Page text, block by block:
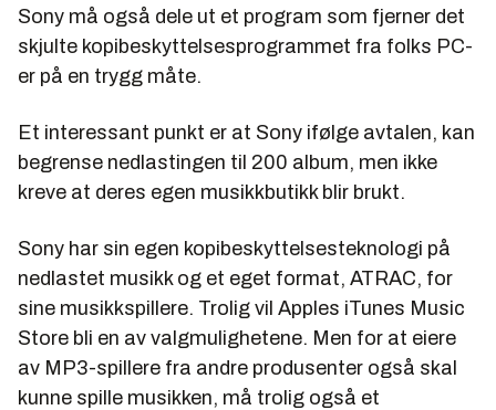
Sony må også dele ut et program som fjerner det
skjulte kopibeskyttelsesprogrammet fra folks PC-
er på en trygg måte.
Et interessant punkt er at Sony ifølge avtalen, kan
begrense nedlastingen til 200 album, men ikke
kreve at deres egen musikkbutikk blir brukt.
Sony har sin egen kopibeskyttelsesteknologi på
nedlastet musikk og et eget format, ATRAC, for
sine musikkspillere. Trolig vil Apples iTunes Music
Store bli en av valgmulighetene. Men for at eiere
av MP3-spillere fra andre produsenter også skal
kunne spille musikken, må trolig også et